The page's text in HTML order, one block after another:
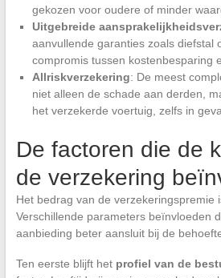
gekozen voor oudere of minder
Uitgebreide
aanvullende garanties zoals diefstal
compromis tussen kostenbesparing
Allriskverzekering: De meest
niet alleen de schade aan derden,
het verzekerde voertuig, zelfs in
De factoren die de
de verzekering
Het bedrag van de verzekeringspremie
Verschillende parameters beïnvloeden
aanbieding beter aansluit bij de
Ten eerste blijft het profiel van de